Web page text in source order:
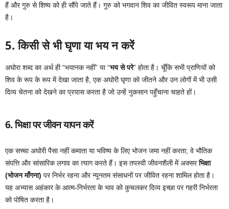
हैं और गुरु से शिष्य को ही सौंपे जाते हैं। गुरु को भगवान शिव का जीवित स्वरूप माना जाता
है।
5. किसी से भी घृणा या भय न करें
अघोरा शब्द का अर्थ ही “भयानक नहीं” या “भय से परे” होता है। चूँकि सभी प्राणियों को
शिव के रूप के रूप में देखा जाता है, एक अघोरी घृणा को जीतने और उन लोगों में भी उसी
दिव्य चेतना को देखने का प्रयास करता है जो उन्हें नुकसान पहुँचाना चाहते हों।
6. भिक्षा पर जीवन यापन करें
एक सच्चा अघोरी पैसा नहीं कमाता या भविष्य के लिए भोजन जमा नहीं करता; वे भौतिक
संपत्ति और सांसारिक लगाव का त्याग करते हैं। इस तपस्वी जीवनशैली में अक्सरभिक्षा
(भोजन माँगना) पर निर्भर रहना और न्यूनतम संसाधनों पर जीवित रहना शामिल होता है।
यह अभ्यास अहंकार के आत्म-निर्भरता के भाव को कुचलकर दिव्य इच्छा पर गहरी निर्भरता
को पोषित करता है।